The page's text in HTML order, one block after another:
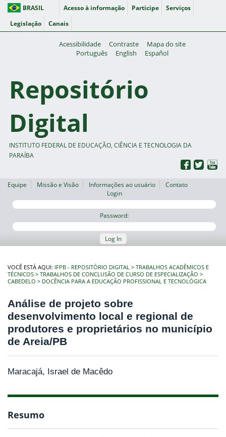
BRASIL Acesso à informação Participe
Serviços
Legislação
Canais
Acessibilidade Contraste
Mapa do site
Português
English Español
Repositório
Digital
INSTITUTO FEDERAL DE EDUCAÇÃO, CIÊNCIA E TECNOLOGIA DA
PARAÍBA
Equipe Missão e Visão Informações ao usuário
Contato
Login
Password:
Log In
VOCÊ ESTÁ AQUI: IFPB - REPOSITÓRIO DIGITAL
TRABALHOS ACADÊMICOS E
TÉCNICOS
TRABALHOS DE CONCLUSÃO DE CURSO DE ESPECIALIZAÇÃO
CABEDELO
DOCÊNCIA PARA A EDUCAÇÃO PROFISSIONAL E TECNOLÓGICA
Análise de projeto sobre
desenvolvimento local e regional de
produtores e proprietários no município
de Areia/PB
Maracajá, Israel de Macêdo
Resumo